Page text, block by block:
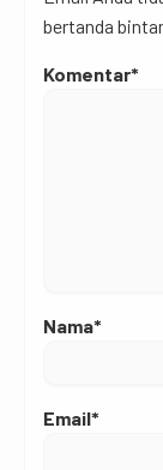
bertanda
Komentar*
Nama*
Email*